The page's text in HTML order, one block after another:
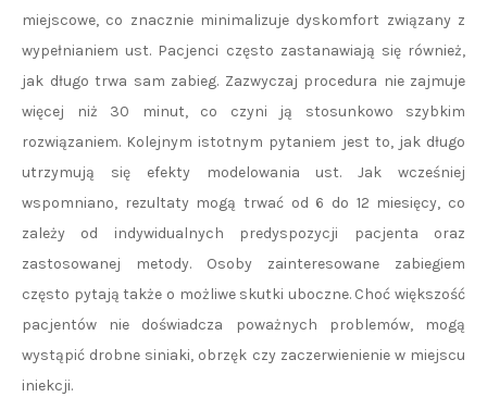
miejscowe, co znacznie minimalizuje dyskomfort związany z
wypełnianiem ust. Pacjenci często zastanawiają się również,
jak długo trwa sam zabieg. Zazwyczaj procedura nie zajmuje
więcej niż 30 minut, co czyni ją stosunkowo szybkim
rozwiązaniem. Kolejnym istotnym pytaniem jest to, jak długo
utrzymują się efekty modelowania ust. Jak wcześniej
wspomniano, rezultaty mogą trwać od 6 do 12 miesięcy, co
zależy od indywidualnych predyspozycji pacjenta oraz
zastosowanej metody. Osoby zainteresowane zabiegiem
często pytają także o możliwe skutki uboczne. Choć większość
pacjentów nie doświadcza poważnych problemów, mogą
wystąpić drobne siniaki, obrzęk czy zaczerwienienie w miejscu
iniekcji.